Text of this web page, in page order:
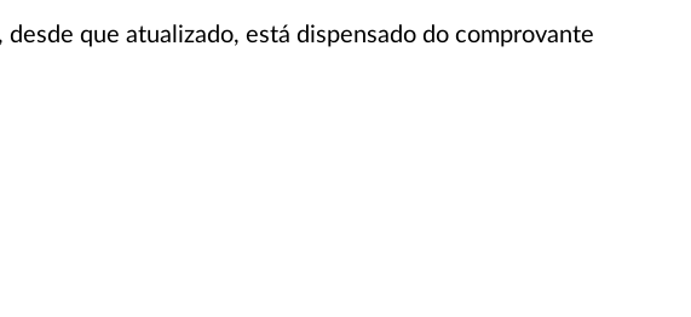
que atualizado, está dispensado do comprovante